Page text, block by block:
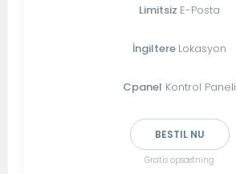
Limitsiz E-Posta
İngiltere Lokasyon
Cpanel Kontrol Paneli
BESTIL NU
Gratis opsætning